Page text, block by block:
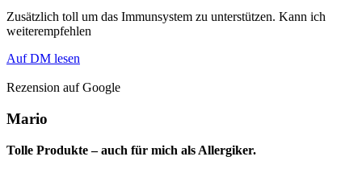
Zusätzlich toll um das Immunsystem zu unterstützen. Kann ich
weiterempfehlen
Auf DM lesen
Rezension auf Google
Mario
Tolle Produkte – auch für mich als Allergiker.